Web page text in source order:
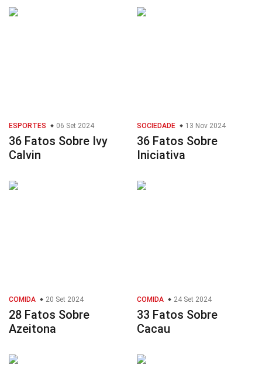
ESPORTES 06 Set 2024
36 Fatos Sobre Ivy
Calvin
SOCIEDADE 13 Nov 2024
36 Fatos Sobre
Iniciativa
COMIDA 20 Set 2024
28 Fatos Sobre
Azeitona
COMIDA 24 Set 2024
33 Fatos Sobre
Cacau